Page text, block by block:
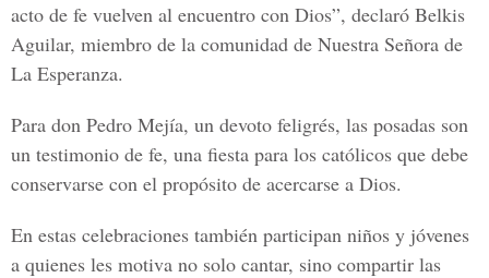
acto de fe vuelven al encuentro con Dios”, declaró Belkis
Aguilar, miembro de la comunidad de Nuestra Señora de
La Esperanza.
Para don Pedro Mejía, un devoto feligrés, las posadas son
un testimonio de fe, una fiesta para los católicos que debe
conservarse con el propósito de acercarse a Dios.
En estas celebraciones también participan niños y jóvenes
a quienes les motiva no solo cantar, sino compartir las